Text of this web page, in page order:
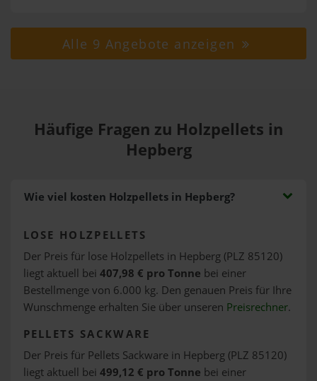
Alle 9 Angebote anzeigen
Häufige Fragen zu Holzpellets in
Hepberg
Wie viel kosten Holzpellets in Hepberg?
LOSE HOLZPELLETS
Der Preis für lose Holzpellets in Hepberg (PLZ 85120)
liegt aktuell bei 407,98 € pro Tonne bei einer
Bestellmenge von 6.000 kg. Den genauen Preis für Ihre
Wunschmenge erhalten Sie über unseren Preisrechner.
PELLETS SACKWARE
Der Preis für Pellets Sackware in Hepberg (PLZ 85120)
liegt aktuell bei 499,12 € pro Tonne bei einer